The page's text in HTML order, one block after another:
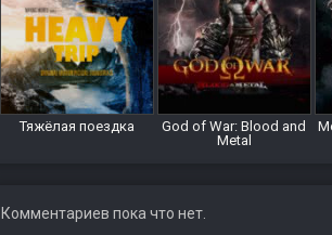
Тяжёлая поездка
God of War: Blood and
Metal
Комментариев пока что нет.